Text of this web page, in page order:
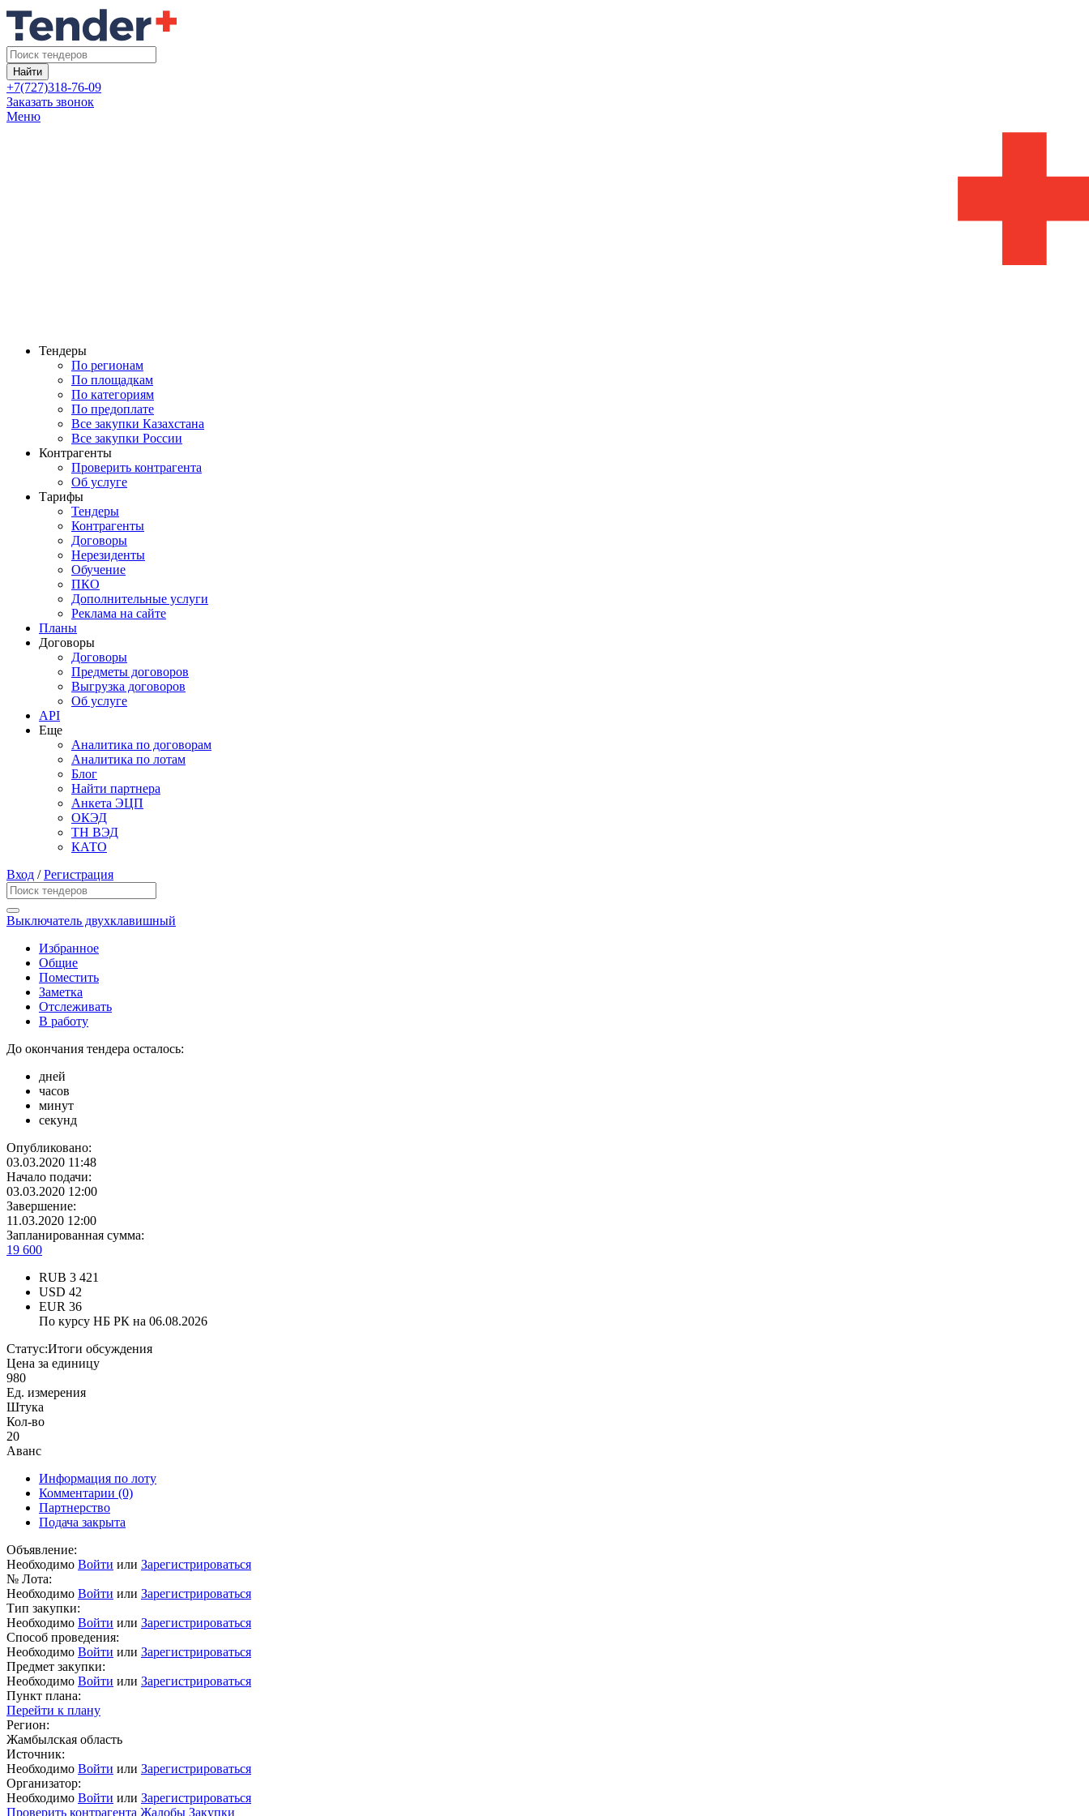
Найти
+7(727)318-76-09
Заказать звонок
Меню
Тендеры
По регионам
По площадкам
По категориям
По предоплате
Все закупки Казахстана
Все закупки России
Контрагенты
Проверить контрагента
Об услуге
Тарифы
Тендеры
Контрагенты
Договоры
Нерезиденты
Обучение
ПКО
Дополнительные услуги
Реклама на сайте
Планы
Договоры
Договоры
Предметы договоров
Выгрузка договоров
Об услуге
API
Еще
Аналитика по договорам
Аналитика по лотам
Блог
Найти партнера
Анкета ЭЦП
ОКЭД
ТН ВЭД
КАТО
Вход /Регистрация
Выключатель двухклавишный
Избранное
Общие
Поместить
Заметка
Отслеживать
В работу
До окончания тендера осталось:
дней
часов
минут
секунд
Опубликовано:
03.03.2020 11:48
Начало подачи:
03.03.2020 12:00
Завершение:
11.03.2020 12:00
Запланированная сумма:
19 600
RUB 3 421
USD 42
EUR 36
По курсу НБ РК на 06.08.2026
Статус:Итоги обсуждения
Цена за единицу
980
Ед. измерения
Штука
Кол-во
20
Аванс
Информация по лоту
Комментарии (0)
Партнерство
Подача закрыта
Объявление:
Необходимо Войти или Зарегистрироваться
№ Лота:
Необходимо Войти или Зарегистрироваться
Тип закупки:
Необходимо Войти или Зарегистрироваться
Способ проведения:
Необходимо Войти или Зарегистрироваться
Предмет закупки:
Необходимо Войти или Зарегистрироваться
Пункт плана:
Перейти к плану
Регион:
Жамбылская область
Источник:
Необходимо Войти или Зарегистрироваться
Организатор:
Необходимо Войти или Зарегистрироваться
Проверить контрагента Жалобы Закупки